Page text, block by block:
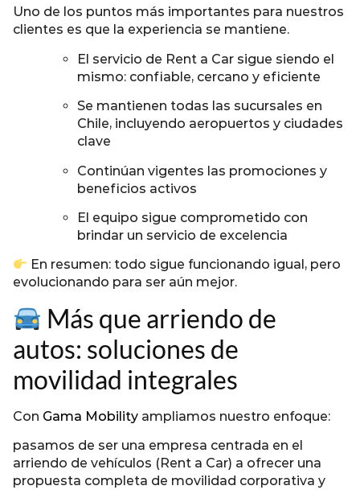
Uno de los puntos más importantes para nuestros
clientes es que la experiencia se mantiene.
El servicio de Rent a Car sigue siendo el
mismo: confiable, cercano y eficiente
Se mantienen todas las sucursales en
Chile, incluyendo aeropuertos y ciudades
clave
Continúan vigentes las promociones y
beneficios activos
El equipo sigue comprometido con
brindar un servicio de excelencia
En resumen: todo sigue funcionando igual, pero
evolucionando para ser aún mejor.
Más que arriendo de
autos: soluciones de
movilidad integrales
Con Gama Mobility ampliamos nuestro enfoque:
pasamos de ser una empresa centrada en el
arriendo de vehículos (Rent a Car) a ofrecer una
propuesta completa de movilidad corporativa y